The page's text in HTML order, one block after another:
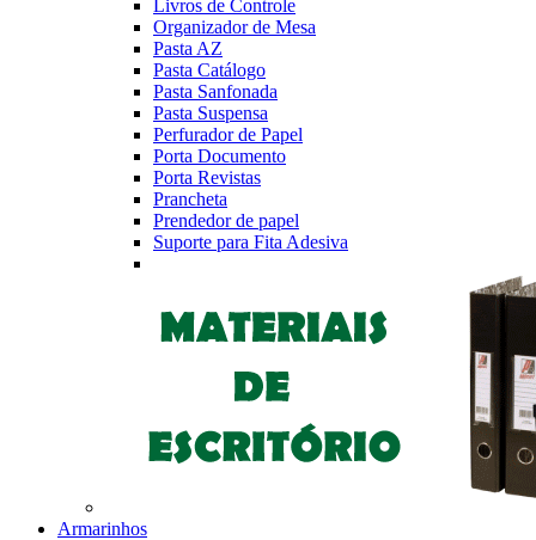
Livros de Controle
Organizador de Mesa
Pasta AZ
Pasta Catálogo
Pasta Sanfonada
Pasta Suspensa
Perfurador de Papel
Porta Documento
Porta Revistas
Prancheta
Prendedor de papel
Suporte para Fita Adesiva
Armarinhos